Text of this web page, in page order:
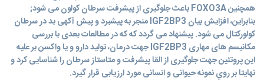
همچنین FOXO3A باعث جلوگیری از پیشرفت سرطان کولون می شود;
بنابراین، افزایش بیان IGF2BP3 منجر به پیشبرد و پیش آکهی بد در سرطان
کولورکتال می شود. پیشنهاد می گردد که که در مطالعات بعدی با بررسی
مکانیسم های مهاری IGF2BP3 جهت درمان، تولید دارو و یا واکسن بر علیه
این پروتئین جهت جلوگیری از القا پیشرفت و متاستاز سرطان را شناسایی کرد و
نهایتا بر روي نمونه حیوانی و انسانی مورد ارزیابی قرار گیرد.